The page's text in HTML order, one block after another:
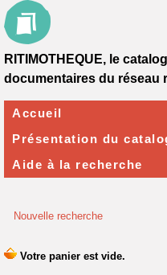
Nouvelle recherche
RITIMOTHEQUE, le
documentaires du réseau
Accueil
Présentation du
Aide à la recherche